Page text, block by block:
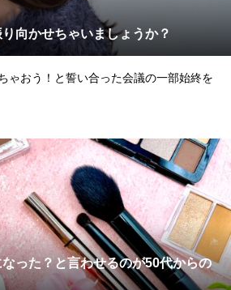
向かせちゃいましょうか？
ゃおう！と誓い合った会議の一部始終を
った？と言わせるのが50代からの